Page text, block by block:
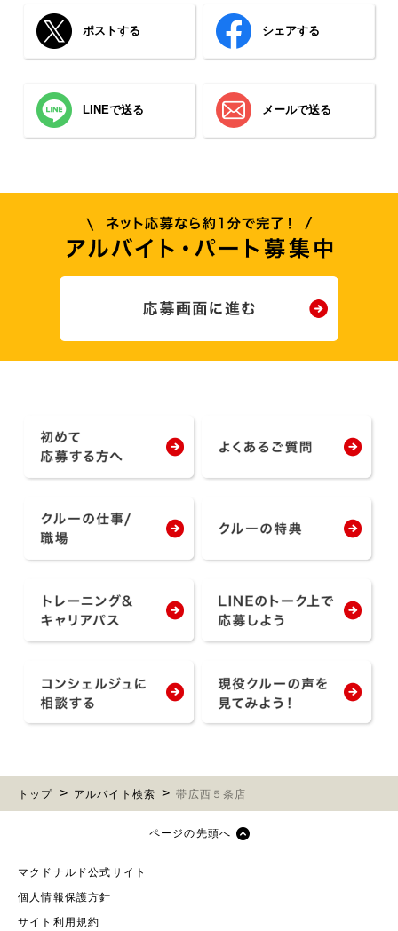
ポストする シェアする
LINEで送る メールで送る
トップ アルバイト検索 帯広西５条店
ページの先頭へ
マクドナルド公式サイト
個人情報保護方針
サイト利用規約